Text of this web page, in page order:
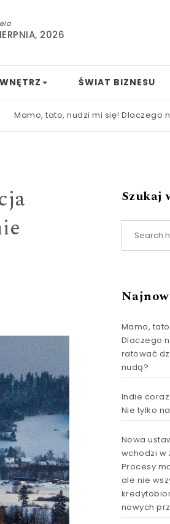
2026
ŚWIAT BIZNESU
nudzi mi się! Dlaczego nie trzeba
Szukaj
Mamo,
Dlaczego
ratować
nudą?
Indie
Nie tylko
Nowa
wchodzi w
Procesy
ale nie
nowych